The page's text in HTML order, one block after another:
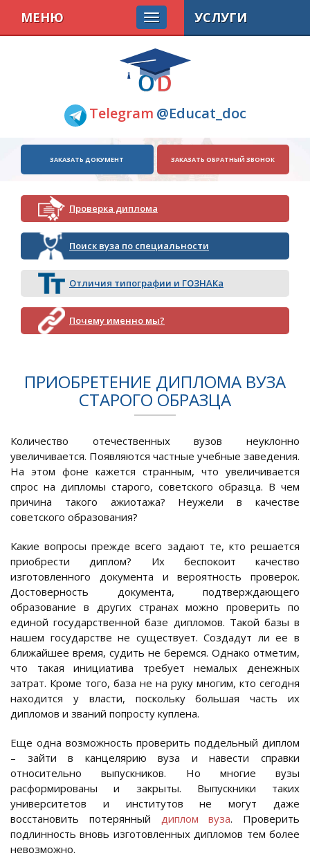
Telegram @Educat_doc
МЕНЮ
ЗАКАЗАТЬ ДОКУМЕНТ ЗАКАЗАТЬ ОБРАТНЫЙ ЗВОНОК
Проверка диплома
Поиск вуза по специальности
Отличия типографии и ГОЗНАКа
Почему именно мы?
УСЛУГИ
ПРИОБРЕТЕНИЕ ДИПЛОМА ВУЗА
СТАРОГО ОБРАЗЦА
Количество отечественных вузов неуклонно
увеличивается. Появляются частные учебные заведения.
На этом фоне кажется странным, что увеличивается
спрос на дипломы старого, советского образца. В чем
причина такого ажиотажа? Неужели в качестве
советского образования?
Какие вопросы прежде всего задают те, кто решается
приобрести диплом? Их беспокоит качество
изготовленного документа и вероятность проверок.
Достоверность документа, подтверждающего
образование в других странах можно проверить по
единой государственной базе дипломов. Такой базы в
нашем государстве не существует. Создадут ли ее в
ближайшее время, судить не беремся. Однако отметим,
что такая инициатива требует немалых денежных
затрат. Кроме того, база не на руку многим, кто сегодня
находится у власти, поскольку большая часть их
дипломов и званий попросту куплена.
Еще одна возможность проверить поддельный диплом
– зайти в канцелярию вуза и навести справки
относительно выпускников. Но многие вузы
расформированы и закрыты. Выпускники таких
университетов и институтов не могут даже
восстановить потерянный диплом вуза. Проверить
подлинность вновь изготовленных дипломов тем более
невозможно.